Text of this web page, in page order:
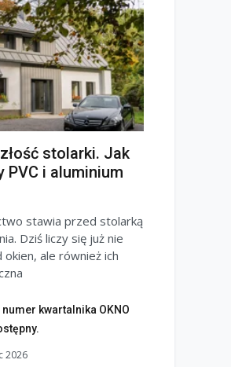
stolarki. Jak
PVC i aluminium
stawia przed stolarką
Dziś liczy się już nie
ale również ich
numer kwartalnika OKNO
2026